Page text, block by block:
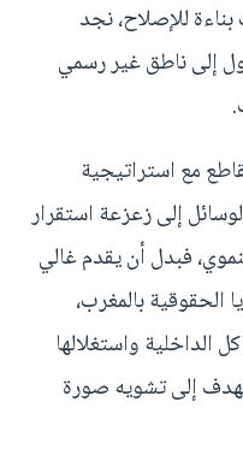
للإصلاح، نجد
إلى ناطق غير رسمي
مع استراتيجية
إلى زعزعة استقرار
فبدل أن يقدم غالي
بالمغرب،
الداخلية واستغلالها
إلى تشويه صورة